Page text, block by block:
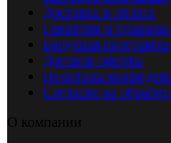
Доставка и оплата
Гарантии и правила
Бонусная программа
Договор оферты
Политика
Согласие на
О компании